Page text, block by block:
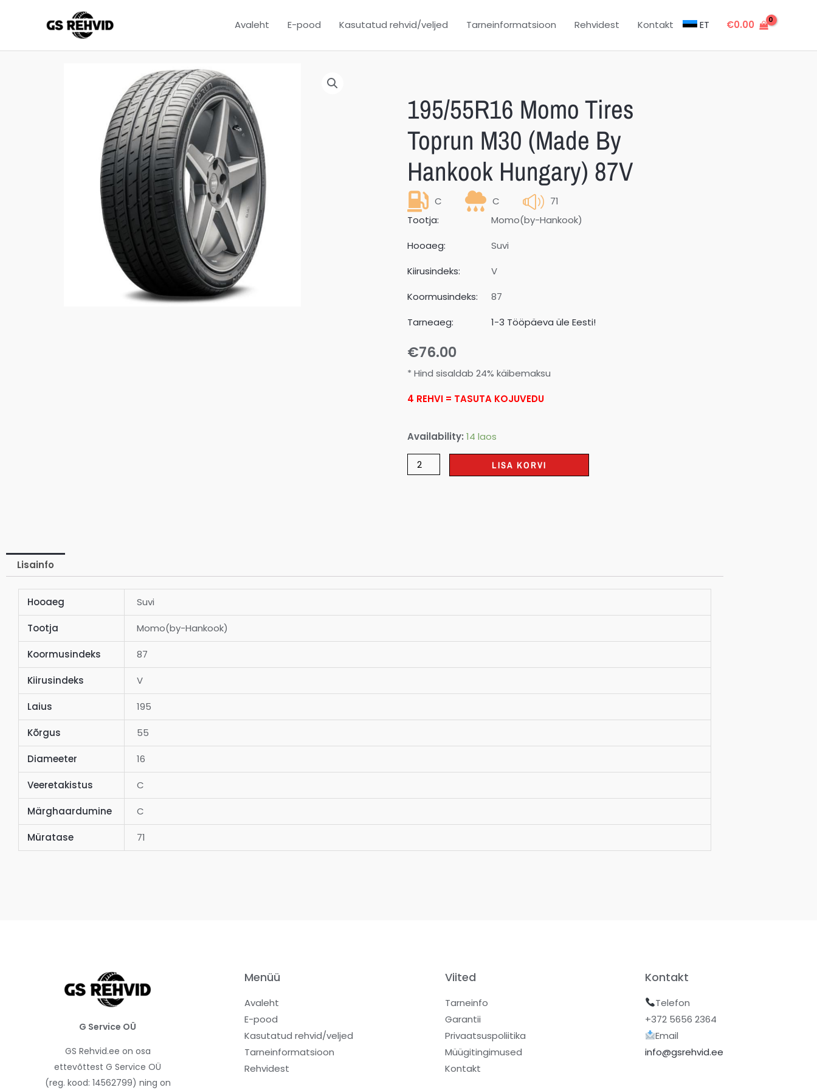
Avaleht E-pood Kasutatud rehvid/veljed Tarneinformatsioon Rehvidest Kontakt ET €0.00
195/55R16 Momo Tires
Toprun M30 (Made By
Hankook Hungary) 87V
C C
71
Tootja:
Momo(by-Hankook)
Hooaeg:
Suvi
Kiirusindeks:
V
Koormusindeks:
87
Tarneaeg:
1-3 Tööpäeva üle Eesti!
€76.00
* Hind sisaldab 24% käibemaksu
4 REHVI = TASUTA KOJUVEDU
Availability: 14 laos
LISA KORVI
Lisainfo
Hooaeg Suvi
Tootja Momo(by-Hankook)
Koormusindeks 87
Kiirusindeks V
Laius 195
Kõrgus 55
Diameeter 16
Veeretakistus C
Märghaardumine C
Müratase 71
G Service OÜ
GS Rehvid.ee on osa
ettevõttest G Service OÜ
(reg. kood: 14562799) ning on
Menüü
Avaleht
E-pood
Kasutatud rehvid/veljed
Tarneinformatsioon
Rehvidest
Viited
Tarneinfo
Garantii
Privaatsuspoliitika
Müügitingimused
Kontakt
Kontakt
Telefon
+372 5656 2364
Email
info@gsrehvid.ee